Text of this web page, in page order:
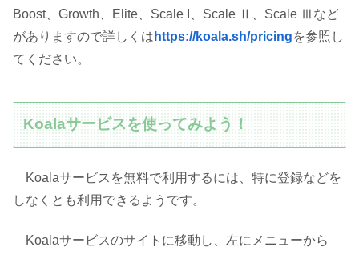
Boost、Growth、Elite、Scale I、Scale Ⅱ、Scale Ⅲなど
がありますので詳しくは https://koala.sh/pricingを参照し
てください。
Koalaサービスを使ってみよう！
Koalaサービスを無料で利用するには、特に登録などを
しなくとも利用できるようです。
Koalaサービスのサイトに移動し、左にメニューから